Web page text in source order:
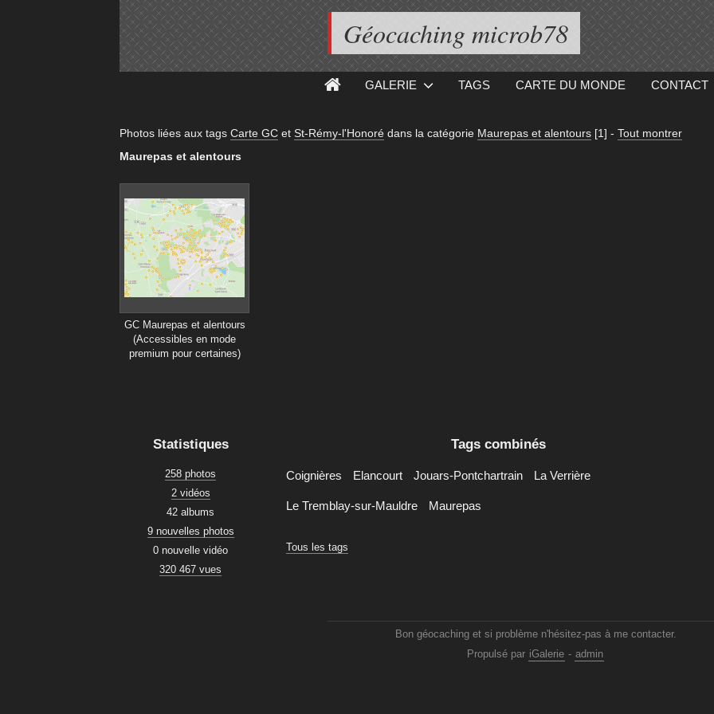
Géocaching microb78
GALERIE TAGS CARTE DU MONDE CONTACT
Photos liées aux tags Carte GCet St-Rémy-l'Honorédans la catégorie Maurepas et alentours [1] - Tout montrer
Maurepas et alentours
GC Maurepas et alentours
(Accessibles en mode
premium pour certaines)
Statistiques
258 photos
2 vidéos
42 albums
9 nouvelles photos
0 nouvelle vidéo
320 467 vues
Tags combinés
Coignières Elancourt Jouars-Pontchartrain La Verrière
Le Tremblay-sur-Mauldre Maurepas
Tous les tags
Bon géocaching et si problème n'hésitez-pas à me contacter.
Propulsé par iGalerie - admin